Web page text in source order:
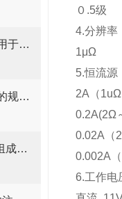
BZ3、BZ3C型直流标准电阻适用于实验室
10KV断路器现场交流耐压试验的规定要求
介绍10kV工频耐压试验设备的组成及应用
０.5级
4.分辨率
1μΩ
5.恒流源
2A（
0.2A(2Ω
0.02A（
0.002A
6.工作电